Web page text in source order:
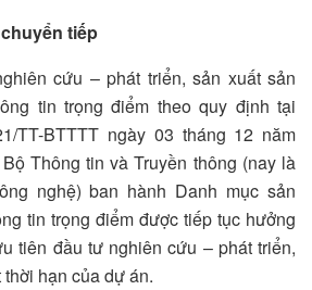
tiếp
cứu – phát triển, sản xuất sản
tin trọng điểm theo quy định tại
TT-BTTTT ngày 03 tháng 12 năm
Thông tin và Truyền thông (nay là
nghệ) ban hành Danh mục sản
tin trọng điểm được tiếp tục hưởng
tiên đầu tư nghiên cứu – phát triển,
hạn của dự án.